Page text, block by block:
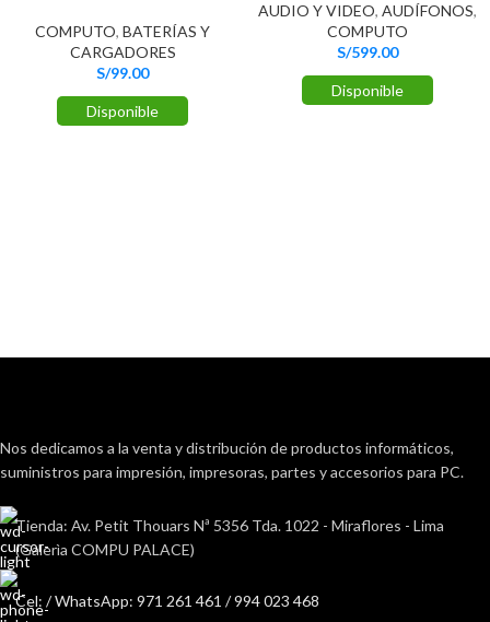
COMPUTO, BATERÍAS Y
CARGADORES
S/99.00
Disponible
AUDIO Y VIDEO, AUDÍFONOS,
COMPUTO
S/599.00
Disponible
Nos dedicamos a la venta y distribución de productos informáticos,
suministros para impresión, impresoras, partes y accesorios para PC.
Tienda: Av. Petit Thouars Nª 5356 Tda. 1022 - Miraflores - Lima
(Galerìa COMPU PALACE)
Cel: / WhatsApp: 971 261 461 / 994 023 468